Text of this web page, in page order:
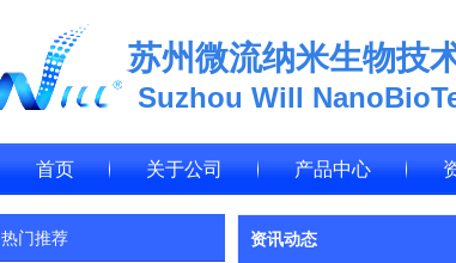
苏州微流纳米生物技
Suzhou Will
首页 关于公司 产品中心
热门推荐 资讯动态